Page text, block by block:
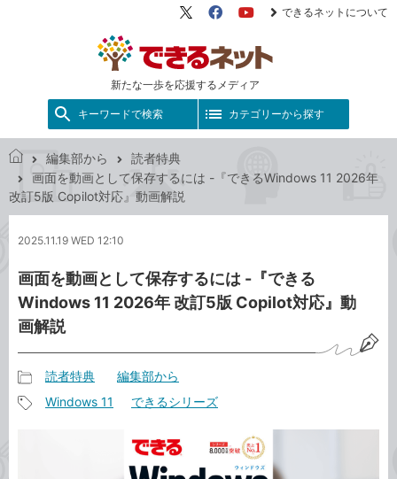
新たな一歩を応援するメディア
X（旧
FacebookYouTube
できるネットについて
キーワードで検索 カテゴリーから探す
で
き
ッ
編集部から
読者特典
画面を動画として保存するには -『できるWindows 11 2026年
改訂5版 Copilot対応』動画解説
2025.11.19 WED 12:10
画面を動画として保存するには -『できる
Windows 11 2026年 改訂5版 Copilot対応』動
画解説
事
読者特典 編集部から
Windows 11 できるシリーズ